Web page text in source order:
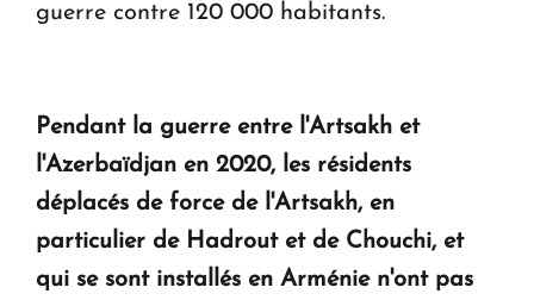
guerre contre 120 000 habitants.
Pendant la guerre entre l'Artsakh et
l'Azerbaïdjan en 2020, les résidents
déplacés de force de l'Artsakh, en
particulier de Hadrout et de Chouchi, et
qui se sont installés en Arménie n'ont pas